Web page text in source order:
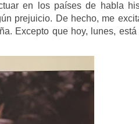
en los países de habla
prejuicio. De hecho, me
Excepto que hoy, lunes,